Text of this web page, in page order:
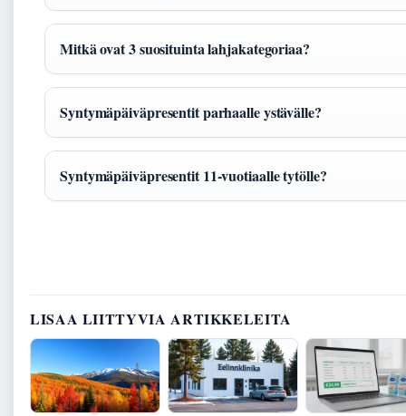
Mitkä ovat 3 suosituinta lahjakategoriaa?
Syntymäpäiväpresentit parhaalle ystävälle?
Syntymäpäiväpresentit 11-vuotiaalle tytölle?
LISAA LIITTYVIA ARTIKKELEITA